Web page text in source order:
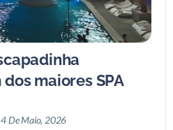
maiores SPA
De Maio, 2026